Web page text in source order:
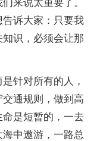
来说太重要了。
诉大家：只要我
识，必须会让那
针对所有的人，
通规则，做到高
是短暂的，一去
中遨游，一路总